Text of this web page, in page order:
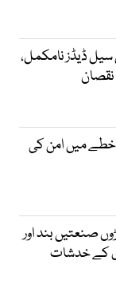
ڈیڈز نامکمل،
خطے میں امن کی
صنعتیں بند اور
کے خدشات